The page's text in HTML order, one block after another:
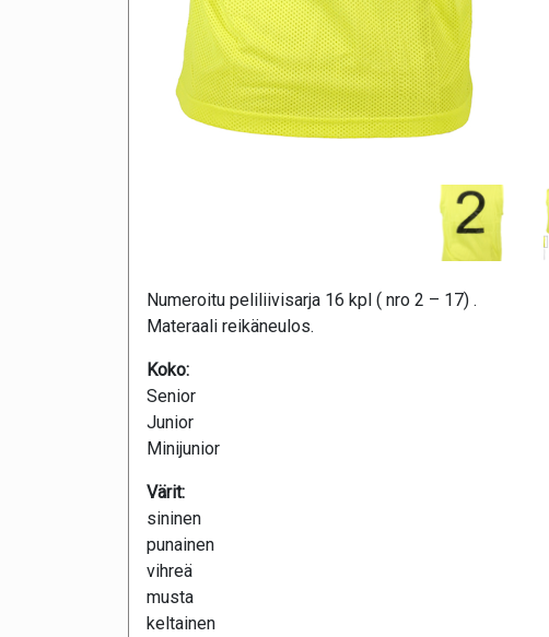
Numeroitu peliliivisarja 16 kpl ( nro 2 – 17) .
Materaali reikäneulos.
Koko:
Senior
Junior
Minijunior
Värit:
sininen
punainen
vihreä
musta
keltainen